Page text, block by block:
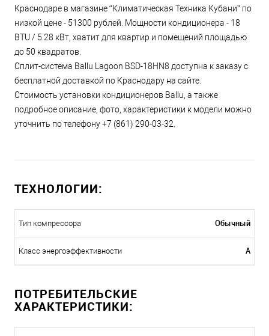
Краснодаре в магазине “Климатическая Техника Кубани” по
низкой цене - 51300 рублей. Мощности кондиционера - 18
BTU / 5.28 кВт, хватит для квартир и помещений площадью
до 50 квадратов.
Сплит-система Ballu Lagoon BSD-18HN8 доступна к заказу с
бесплатной доставкой по Краснодару на сайте.
Стоимость установки кондиционеров Ballu, а также
подробное описание, фото, характеристики к модели можно
уточнить по телефону +7 (861) 290-03-32.
ТЕХНОЛОГИИ:
Тип компрессора Обычный
Класс энергоэффективности A
ПОТРЕБИТЕЛЬСКИЕ
ХАРАКТЕРИСТИКИ: